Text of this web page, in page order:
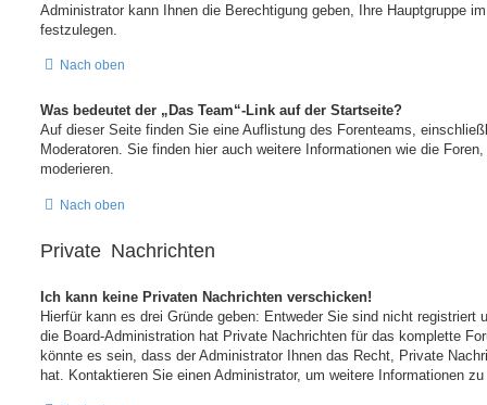
Administrator kann Ihnen die Berechtigung geben, Ihre Hauptgruppe
festzulegen.
Nach oben
Was bedeutet der „Das Team“-Link auf der Startseite?
Auf dieser Seite finden Sie eine Auflistung des Forenteams,
Moderatoren. Sie finden hier auch weitere Informationen wie die
moderieren.
Nach oben
Private Nachrichten
Ich kann keine Privaten Nachrichten verschicken!
Hierfür kann es drei Gründe geben: Entweder Sie sind nicht registriert
die Board-Administration hat Private Nachrichten für das komplette
könnte es sein, dass der Administrator Ihnen das Recht, Private
hat. Kontaktieren Sie einen Administrator, um weitere Informationen